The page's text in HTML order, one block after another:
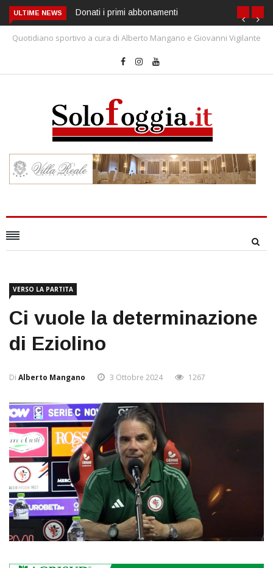
ULTIME NEWS Spagna-Argentina, la giusta finale!
Quotidiano sportivo a cura di Alberto Mangano e Giovanni Vigilante
VERSO LA PARTITA
Ci vuole la determinazione
di Eziolino
Di Alberto Mangano 3 Ottobre 2024 1267